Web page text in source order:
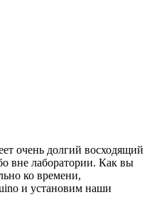
очень долгий восходящий
вне лаборатории. Как вы
ко времени,
и установим наши